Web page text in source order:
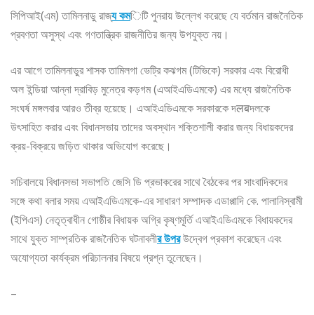
সিপিআই(এম) তামিলনাড়ু রাজ্য কমিটি পুনরায় উল্লেখ করেছে যে বর্তমান রাজনৈতিক
প্রবণতা অসুস্থ এবং গণতান্ত্রিক রাজনীতির জন্য উপযুক্ত নয়।
এর আগে তামিলনাড়ুর শাসক তামিলগা ভেট্রি কঝগম (টিভিকে) সরকার এবং বিরোধী
অল ইন্ডিয়া আন্না দ্রাবিড় মুনেত্র কড়গম (এআইএডিএমকে) এর মধ্যে রাজনৈতিক
সংঘর্ষ মঙ্গলবার আরও তীব্র হয়েছে। এআইএডিএমকে সরকারকে দलबদলকে
উৎসাহিত করার এবং বিধানসভায় তাদের অবস্থান শক্তিশালী করার জন্য বিধায়কদের
ক্রয়-বিক্রয়ে জড়িত থাকার অভিযোগ করেছে।
সচিবালয়ে বিধানসভা সভাপতি জেসি ডি প্রভাকরের সাথে বৈঠকের পর সাংবাদিকদের
সঙ্গে কথা বলার সময় এআইএডিএমকে-এর সাধারণ সম্পাদক এডাপ্পাদি কে. পালানিস্বামী
(ইপিএস) নেতৃত্বাধীন গোষ্ঠীর বিধায়ক অগ্রি কৃষ্ণমূর্তি এআইএডিএমকে বিধায়কদের
সাথে যুক্ত সাম্প্রতিক রাজনৈতিক ঘটনাবলীর উপরউদ্বেগ প্রকাশ করেছেন এবং
অযোগ্যতা কার্যক্রম পরিচালনার বিষয়ে প্রশ্ন তুলেছেন।
–